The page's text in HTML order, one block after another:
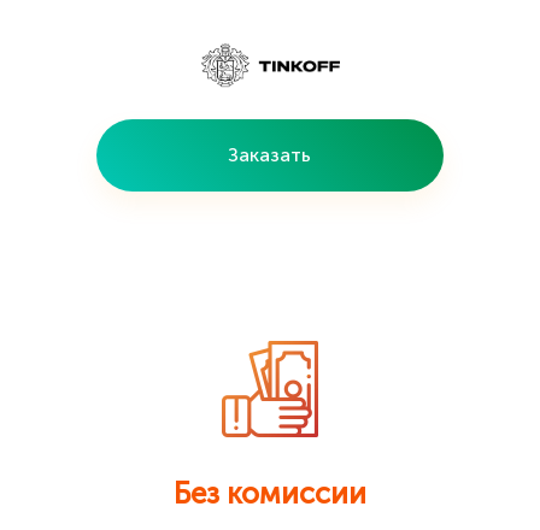
Заказать
Без комиссии